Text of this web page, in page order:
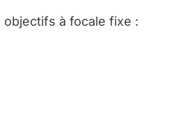
à focale fixe :